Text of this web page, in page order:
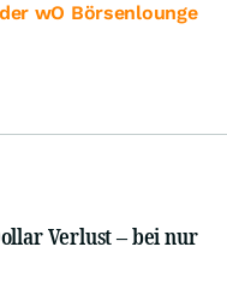
wO Börsenlounge
Verlust – bei nur